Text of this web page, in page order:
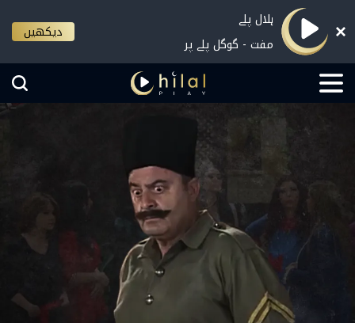
ہلال پلے
مفت - گوگل پلے پر
دیکھیں